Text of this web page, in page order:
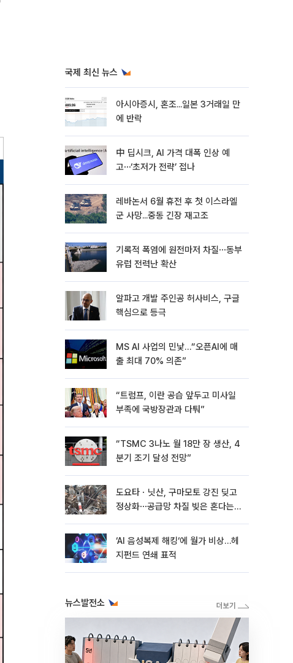
국제 최신 뉴스
아시아증시, 혼조...일본 3거래일 만
에 반락
中 딥시크, AI 가격 대폭 인상 예
고⋯‘초저가 전략’ 접나
레바논서 6월 휴전 후 첫 이스라엘
군 사망...중동 긴장 재고조
기록적 폭염에 원전마저 차질⋯동부
유럽 전력난 확산
알파고 개발 주인공 허사비스, 구글
핵심으로 등극
MS AI 사업의 민낯…“오픈AI에 매
출 최대 70% 의존”
“트럼프, 이란 공습 앞두고 미사일
부족에 국방장관과 다퉈”
“TSMC 3나노 월 18만 장 생산, 4
분기 조기 달성 전망”
도요타ㆍ닛산, 구마모토 강진 딪고
정상화⋯공급망 차질 빚은 혼다는
‘AI 음성복제 해킹‘에 월가 비상…헤
지펀드 연쇄 표적
뉴스발전소